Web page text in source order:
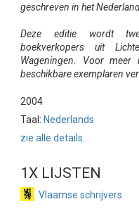
geschreven in het
Deze editie wordt
boekverkopers uit
Wageningen. Voor
beschikbare exemplaren
2004
Taal: Nederlands
zie alle details...
1X LIJSTEN
Vlaamse schrijvers